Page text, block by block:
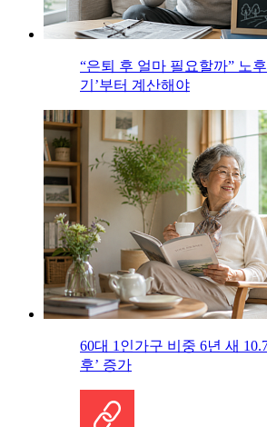
“은퇴 후 얼마 필요할까” 노
기’부터 계산해야
60대 1인가구 비중 6년 새
후’ 증가